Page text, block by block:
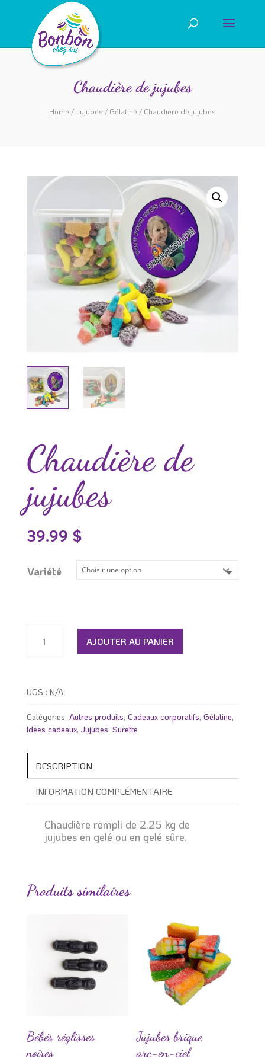
Chaudière de jujubes
Home / Jujubes / Gélatine / Chaudière de jujubes
Chaudière de
jujubes
39.99 $
Variété
quantité
Chaudière
AJOUTER AU PANIER
UGS : N/A
Catégories: Autres produits, Cadeaux corporatifs, Gélatine,
Idées cadeaux, Jujubes, Surette
DESCRIPTION
INFORMATION COMPLÉMENTAIRE
Chaudière rempli de 2.25 kg de
jujubes en gelé ou en gelé sûre.
Produits similaires
Bébés réglisses
noires
Jujubes brique
arc-en-ciel